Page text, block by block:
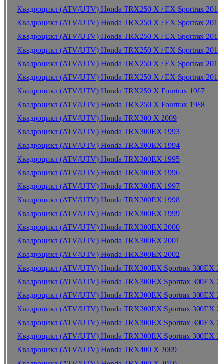
Квадроцикл (ATV/UTV) Honda TRX250 X / EX Sportrax
Квадроцикл (ATV/UTV) Honda TRX250 X / EX Sportrax
Квадроцикл (ATV/UTV) Honda TRX250 X / EX Sportrax
Квадроцикл (ATV/UTV) Honda TRX250 X / EX Sportrax
Квадроцикл (ATV/UTV) Honda TRX250 X / EX Sportrax
Квадроцикл (ATV/UTV) Honda TRX250 X / EX Sportrax
Квадроцикл (ATV/UTV) Honda TRX250 X Fourtrax 1987
Квадроцикл (ATV/UTV) Honda TRX250 X Fourtrax 1988
Квадроцикл (ATV/UTV) Honda TRX300 X 2009
Квадроцикл (ATV/UTV) Honda TRX300EX 1993
Квадроцикл (ATV/UTV) Honda TRX300EX 1994
Квадроцикл (ATV/UTV) Honda TRX300EX 1995
Квадроцикл (ATV/UTV) Honda TRX300EX 1996
Квадроцикл (ATV/UTV) Honda TRX300EX 1997
Квадроцикл (ATV/UTV) Honda TRX300EX 1998
Квадроцикл (ATV/UTV) Honda TRX300EX 1999
Квадроцикл (ATV/UTV) Honda TRX300EX 2000
Квадроцикл (ATV/UTV) Honda TRX300EX 2001
Квадроцикл (ATV/UTV) Honda TRX300EX 2002
Квадроцикл (ATV/UTV) Honda TRX300EX Sportrax 300EX
Квадроцикл (ATV/UTV) Honda TRX300EX Sportrax 300EX
Квадроцикл (ATV/UTV) Honda TRX300EX Sportrax 300EX
Квадроцикл (ATV/UTV) Honda TRX300EX Sportrax 300EX
Квадроцикл (ATV/UTV) Honda TRX300EX Sportrax 300EX
Квадроцикл (ATV/UTV) Honda TRX300EX Sportrax 300EX
Квадроцикл (ATV/UTV) Honda TRX400 X 2009